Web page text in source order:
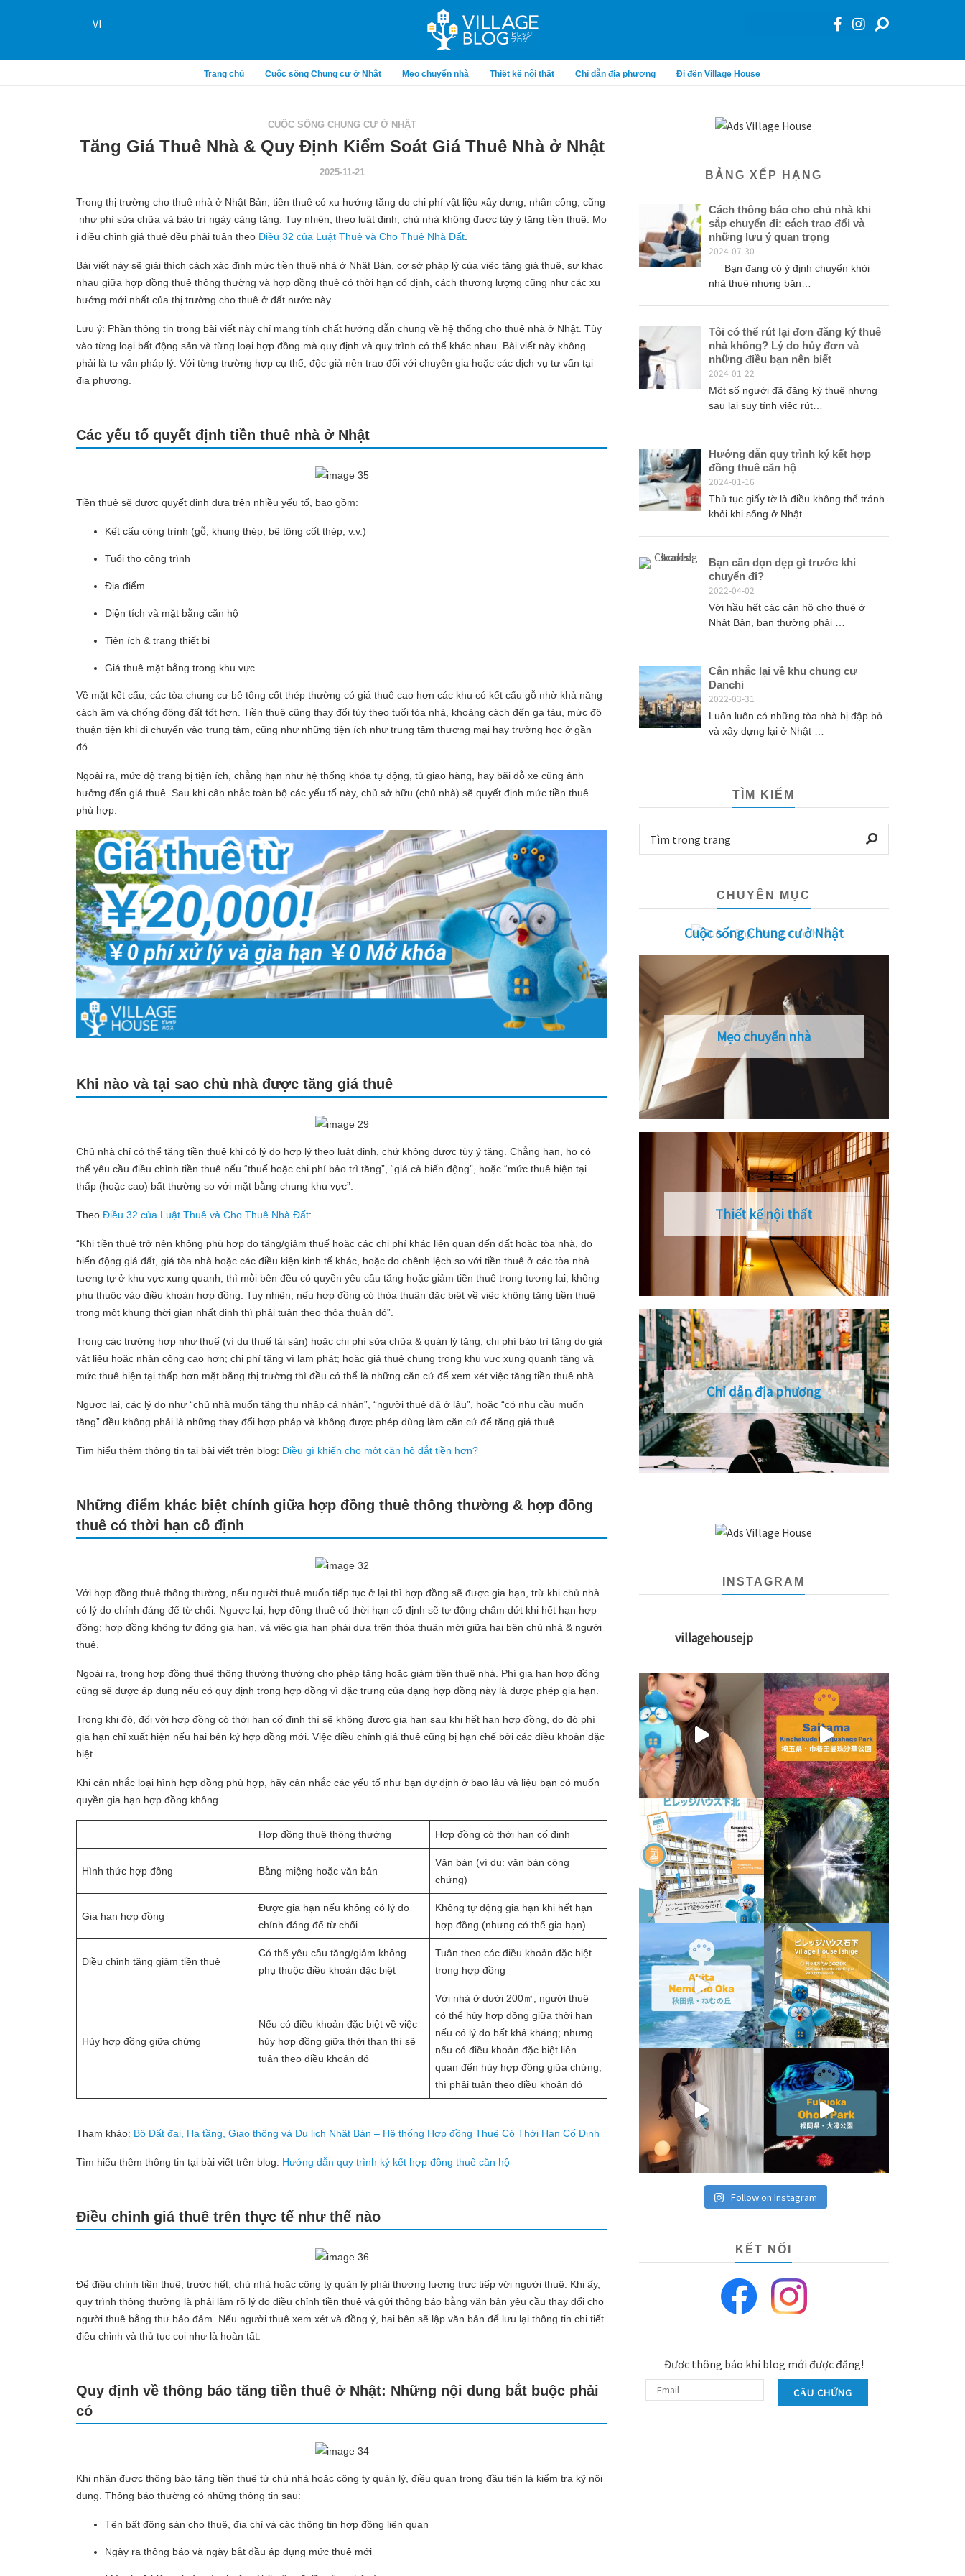
Trang chủ Cuộc sống Chung cư ở Nhật Mẹo chuyển nhà Thiết kế nội thất Chỉ dẫn địa phương Đi đến Village House
VI
CUỘC SỐNG CHUNG CƯ Ở NHẬT
Tăng Giá Thuê Nhà & Quy Định Kiểm Soát Giá Thuê Nhà ở Nhật
2025-11-21
Trong thị trường cho thuê nhà ở Nhật Bản, tiền thuê có xu hướng tăng do chi phí vật liệu xây dựng, nhân công, cũng
như phí sửa chữa và bảo trì ngày càng tăng. Tuy nhiên, theo luật định, chủ nhà không được tùy ý tăng tiền thuê. Mọ
i điều chỉnh giá thuê đều phải tuân theo Điều 32 của Luật Thuê và Cho Thuê Nhà Đất
Bài viết này sẽ giải thích cách xác định mức tiền thuê nhà ở Nhật Bản, cơ sở pháp lý của việc tăng giá thuê, sự khác
nhau giữa hợp đồng thuê thông thường và hợp đồng thuê có thời hạn cố định, cách thương lượng cũng như các xu
hướng mới nhất của thị trường cho thuê ở đất nước này.
Lưu ý: Phần thông tin trong bài viết này chỉ mang tính chất hướng dẫn chung về hệ thống cho thuê nhà ở Nhật. Tùy
vào từng loại bất động sản và từng loại hợp đồng mà quy định và quy trình có thể khác nhau. Bài viết này không
phải là tư vấn pháp lý. Với từng trường hợp cụ thể, độc giả nên trao đổi với chuyên gia hoặc các dịch vụ tư vấn tại
địa phương.
Các yếu tố quyết định tiền thuê nhà ở Nhật
Tiền thuê sẽ được quyết định dựa trên nhiều yếu tố, bao gồm:
Kết cấu công trình (gỗ, khung thép, bê tông cốt thép, v.v.)
Tuổi thọ công trình
Địa điểm
Diện tích và mặt bằng căn hộ
Tiện ích & trang thiết bị
Giá thuê mặt bằng trong khu vực
Về mặt kết cấu, các tòa chung cư bê tông cốt thép thường có giá thuê cao hơn các khu có kết cấu gỗ nhờ khả năng
cách âm và chống động đất tốt hơn. Tiền thuê cũng thay đổi tùy theo tuổi tòa nhà, khoảng cách đến ga tàu, mức độ
thuận tiện khi di chuyển vào trung tâm, cũng như những tiện ích như trung tâm thương mại hay trường học ở gần
đó.
Ngoài ra, mức độ trang bị tiện ích, chẳng hạn như hệ thống khóa tự động, tủ giao hàng, hay bãi đỗ xe cũng ảnh
hưởng đến giá thuê. Sau khi cân nhắc toàn bộ các yếu tố này, chủ sở hữu (chủ nhà) sẽ quyết định mức tiền thuê
phù hợp.
Khi nào và tại sao chủ nhà được tăng giá thuê
Chủ nhà chỉ có thể tăng tiền thuê khi có lý do hợp lý theo luật định, chứ không được tùy ý tăng. Chẳng hạn, họ có
thể yêu cầu điều chỉnh tiền thuê nếu “thuế hoặc chi phí bảo trì tăng”, “giá cả biến động”, hoặc “mức thuê hiện tại
thấp (hoặc cao) bất thường so với mặt bằng chung khu vực”.
Theo Điều 32 của Luật Thuê và Cho Thuê Nhà Đất:
“Khi tiền thuê trở nên không phù hợp do tăng/giảm thuế hoặc các chi phí khác liên quan đến đất hoặc tòa nhà, do
biến động giá đất, giá tòa nhà hoặc các điều kiện kinh tế khác, hoặc do chênh lệch so với tiền thuê ở các tòa nhà
tương tự ở khu vực xung quanh, thì mỗi bên đều có quyền yêu cầu tăng hoặc giảm tiền thuê trong tương lai, không
phụ thuộc vào điều khoản hợp đồng. Tuy nhiên, nếu hợp đồng có thỏa thuận đặc biệt về việc không tăng tiền thuê
trong một khung thời gian nhất định thì phải tuân theo thỏa thuận đó”.
Trong các trường hợp như thuế (ví dụ thuế tài sản) hoặc chi phí sửa chữa & quản lý tăng; chi phí bảo trì tăng do giá
vật liệu hoặc nhân công cao hơn; chi phí tăng vì lạm phát; hoặc giá thuê chung trong khu vực xung quanh tăng và
mức thuê hiện tại thấp hơn mặt bằng thị trường thì đều có thể là những căn cứ để xem xét việc tăng tiền thuê nhà.
Ngược lại, các lý do như “chủ nhà muốn tăng thu nhập cá nhân”, “người thuê đã ở lâu”, hoặc “có nhu cầu muốn
tăng” đều không phải là những thay đổi hợp pháp và không được phép dùng làm căn cứ để tăng giá thuê.
Tìm hiểu thêm thông tin tại bài viết trên blog: Điều gì khiến cho một căn hộ đắt tiền hơn?
Những điểm khác biệt chính giữa hợp đồng thuê thông thường & hợp đồng
thuê có thời hạn cố định
Với hợp đồng thuê thông thường, nếu người thuê muốn tiếp tục ở lại thì hợp đồng sẽ được gia hạn, trừ khi chủ nhà
có lý do chính đáng để từ chối. Ngược lại, hợp đồng thuê có thời hạn cố định sẽ tự động chấm dứt khi hết hạn hợp
đồng; hợp đồng không tự động gia hạn, và việc gia hạn phải dựa trên thỏa thuận mới giữa hai bên chủ nhà & người
thuê.
Ngoài ra, trong hợp đồng thuê thông thường thường cho phép tăng hoặc giảm tiền thuê nhà. Phí gia hạn hợp đồng
cũng sẽ được áp dụng nếu có quy định trong hợp đồng vì đặc trưng của dạng hợp đồng này là được phép gia hạn.
Trong khi đó, đối với hợp đồng có thời hạn cố định thì sẽ không được gia hạn sau khi hết hạn hợp đồng, do đó phí
gia hạn chỉ xuất hiện nếu hai bên ký hợp đồng mới. Việc điều chỉnh giá thuê cũng bị hạn chế bởi các điều khoản đặc
biệt.
Khi cân nhắc loại hình hợp đồng phù hợp, hãy cân nhắc các yếu tố như bạn dự định ở bao lâu và liệu bạn có muốn
quyền gia hạn hợp đồng không.
Hợp đồng thuê thông thường Hợp đồng có thời hạn cố định
Hình thức hợp đồng Bằng miệng hoặc văn bản
Văn bản (ví dụ: văn bản công
chứng)
Gia hạn hợp đồng
Được gia hạn nếu không có lý do
chính đáng để từ chối
Không tự động gia hạn khi hết hạn
hợp đồng (nhưng có thể gia hạn)
Điều chỉnh tăng giảm tiền thuê
Có thể yêu cầu tăng/giảm không
phụ thuộc điều khoản đặc biệt
Tuân theo các điều khoản đặc biệt
trong hợp đồng
Hủy hợp đồng giữa chừng
Nếu có điều khoản đặc biệt về việc
hủy hợp đồng giữa thời thạn thì sẽ
tuân theo điều khoản đó
Với nhà ở dưới 200㎡, người thuê
có thể hủy hợp đồng giữa thời hạn
nếu có lý do bất khả kháng; nhưng
nếu có điều khoản đặc biệt liên
quan đến hủy hợp đồng giữa chừng,
thì phải tuân theo điều khoản đó
Tham khảo: Bộ Đất đai, Hạ tầng, Giao thông và Du lịch Nhật Bản – Hệ thống Hợp đồng Thuê Có Thời Hạn Cố Định
Tìm hiểu thêm thông tin tại bài viết trên blog: Hướng dẫn quy trình ký kết hợp đồng thuê căn hộ
Điều chỉnh giá thuê trên thực tế như thế nào
Để điều chỉnh tiền thuê, trước hết, chủ nhà hoặc công ty quản lý phải thương lượng trực tiếp với người thuê. Khi ấy,
quy trình thông thường là phải làm rõ lý do điều chỉnh tiền thuê và gửi thông báo bằng văn bản yêu cầu thay đổi cho
người thuê bằng thư bảo đảm. Nếu người thuê xem xét và đồng ý, hai bên sẽ lập văn bản để lưu lại thông tin chi tiết
điều chỉnh và thủ tục coi như là hoàn tất.
Quy định về thông báo tăng tiền thuê ở Nhật: Những nội dung bắt buộc phải
có
Khi nhận được thông báo tăng tiền thuê từ chủ nhà hoặc công ty quản lý, điều quan trọng đầu tiên là kiểm tra kỹ nội
dung. Thông báo thường có những thông tin sau:
Tên bất động sản cho thuê, địa chỉ và các thông tin hợp đồng liên quan
Ngày ra thông báo và ngày bắt đầu áp dụng mức thuê mới
BẢNG XẾP HẠNG
Cách thông báo cho chủ nhà khi
sắp chuyển đi: cách trao đổi và
những lưu ý quan trọng
2024-07-30
Bạn đang có ý định chuyển khỏi
nhà thuê nhưng băn…
Tôi có thể rút lại đơn đăng ký thuê
nhà không? Lý do hủy đơn và
những điều bạn nên biết
2024-01-22
Một số người đã đăng ký thuê nhưng
sau lại suy tính việc rút…
Hướng dẫn quy trình ký kết hợp
đồng thuê căn hộ
2024-01-16
Thủ tục giấy tờ là điều không thể tránh
khỏi khi sống ở Nhật…
Bạn cần dọn dẹp gì trước khi
chuyển đi?
2022-04-02
Với hầu hết các căn hộ cho thuê ở
Nhật Bản, bạn thường phải …
Cân nhắc lại về khu chung cư
Danchi
2022-03-31
Luôn luôn có những tòa nhà bị đập bỏ
và xây dựng lại ở Nhật …
TÌM KIẾM
CHUYÊN MỤC
Cuộc sống Chung cư ở Nhật
Mẹo chuyển nhà
Thiết kế nội thất
Chỉ dẫn địa phương
INSTAGRAM
villagehousejp
Follow on Instagram
KẾT NỐI
Được thông báo khi blog mới được đăng!
CẦU CHỨNG